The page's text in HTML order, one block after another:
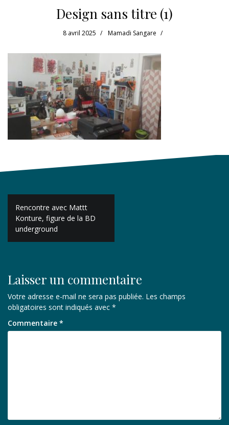
Design sans titre (1)
8 avril 2025 Mamadi Sangare
Navigation
de
l’article
Rencontre avec Mattt
Konture, figure de la BD
underground
Laisser un commentaire
Votre adresse e-mail ne sera pas publiée. Les champs
obligatoires sont indiqués avec *
Commentaire *